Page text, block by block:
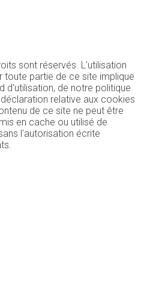
sont réservés. L'utilisation
toute partie de ce site implique
de notre politique
relative aux cookies
de ce site ne peut être
en cache ou utilisé de
l'autorisation écrite